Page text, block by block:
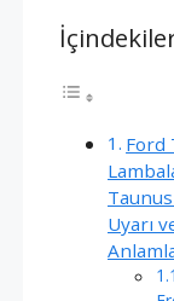
Ford
Uyarı